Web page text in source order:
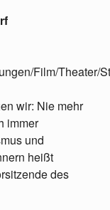
Film/Theater/
wir: Nie mehr
immer
und
heißt
des